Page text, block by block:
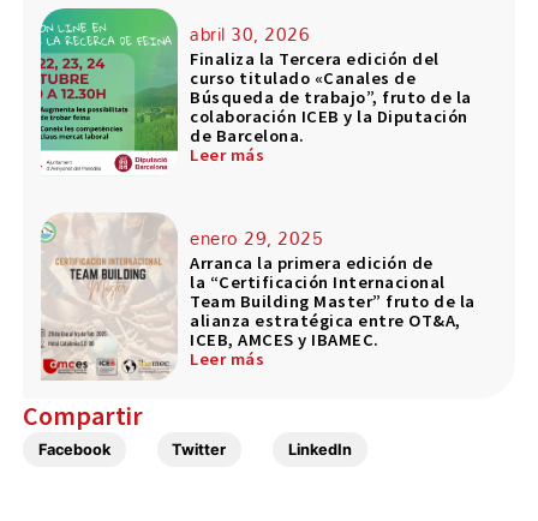
abril 30, 2026
Finaliza la Tercera edición del
curso titulado «Canales de
Búsqueda de trabajo”, fruto de la
colaboración ICEB y la Diputación
de Barcelona.
Leer más
enero 29, 2025
Arranca la primera edición de
la “Certificación Internacional
Team Building Master” fruto de la
alianza estratégica entre OT&A,
ICEB, AMCES y IBAMEC.
Leer más
Compartir
Facebook Twitter LinkedIn